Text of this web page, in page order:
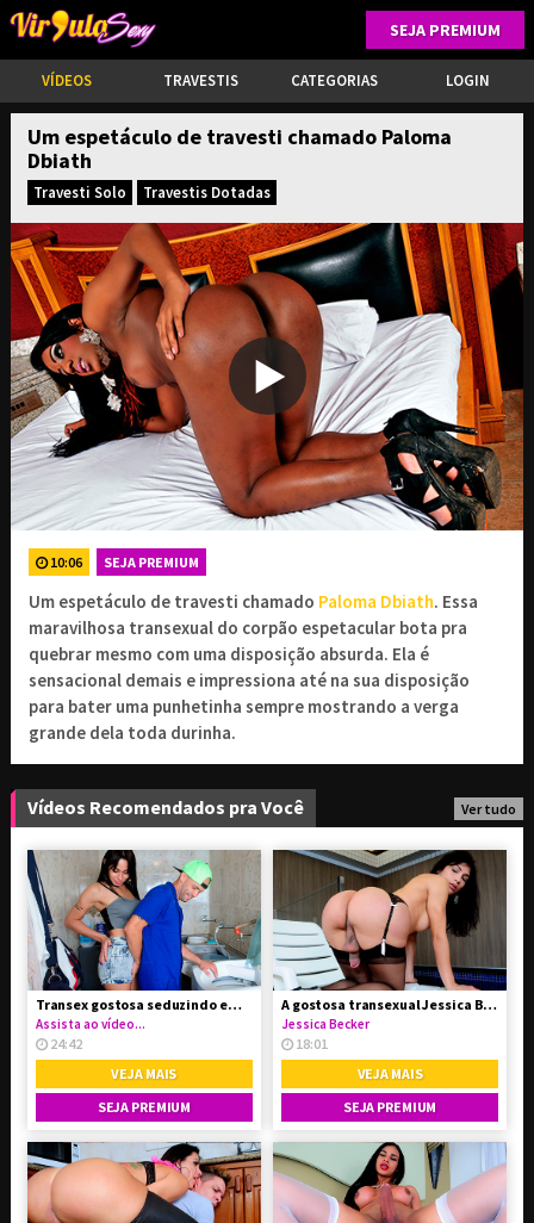
VÍDEOS TRAVESTIS CATEGORIAS LOGIN
SEJA PREMIUM
Um espetáculo de travesti chamado Paloma
Dbiath
Travesti Solo Travestis Dotadas
ASSINE PARA TER ACESSO COMPLETO
1 mês de assinatura
Renovado a cada 1 mês
R$9,90
3 meses de assinatura
Renovado a cada 3 meses
R$19,90
R$29,90
Combo Avantajadas
// Acesso a 4 sites
exclusivos
R$29,90
PROSSEGUIR
10:06 SEJA PREMIUM
Um espetáculo de travesti chamado Paloma Dbiath. Essa
maravilhosa transexual do corpão espetacular bota pra
quebrar mesmo com uma disposição absurda. Ela é
sensacional demais e impressiona até na sua disposição
para bater uma punhetinha sempre mostrando a verga
grande dela toda durinha.
Vídeos Recomendados pra Você Ver tudo
Transex gostosa seduzindo empregado
Assista ao vídeo...
24:42
VEJA MAIS
SEJA PREMIUM
A gostosa transexual Jessica Becker
Jessica Becker
18:01
VEJA MAIS
SEJA PREMIUM